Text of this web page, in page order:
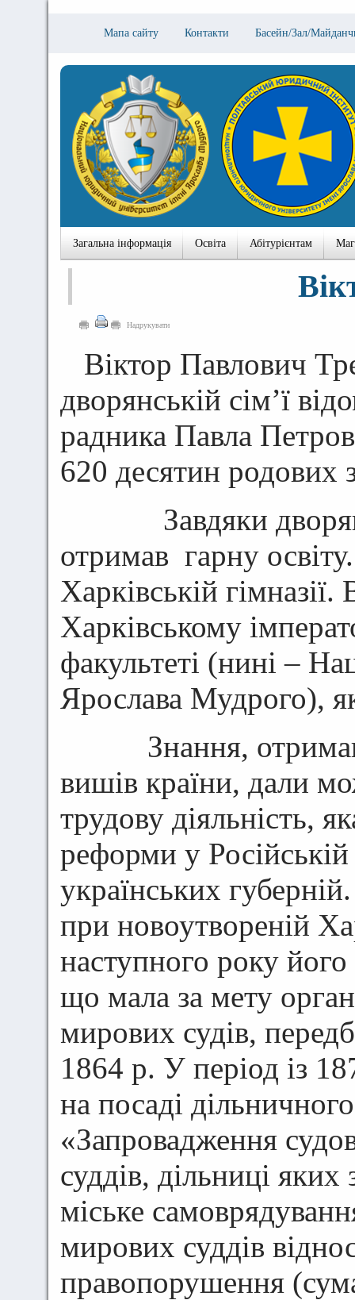
Мапа сайту Контакти Басейн/Зал/
Загальна інформація Освіта Абітурієнтам
Надрукувати
Віктор Павлович
дворянській сім’ї
радника Павла
620 десятин родових
Завдяки
отримав гарну
Харківській
Харківському
факультеті (нині –
Ярослава Мудрого),
Знання,
вишів країни, дали
трудову діяльність,
реформи у Російській
українських
при новоутвореній
наступного року
що мала за мету
мирових судів,
1864 р. У період із
на посаді
«Запровадження
суддів, дільниці
міське
мирових суддів
правопорушення